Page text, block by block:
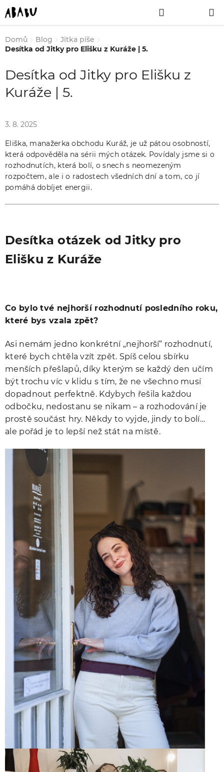
Přejít
na
obsah
NÁKUPNÍ
KOŠÍK
Domů
Blog
Jitka píše
Desítka od Jitky pro Elišku z Kuráže | 5.
Desítka od Jitky pro Elišku z
Kuráže | 5.
3. 8. 2025
Eliška, manažerka obchodu Kuráž, je už pátou osobností,
která odpověděla na sérii mých otázek. Povídaly jsme si o
rozhodnutích, která bolí, o snech s neomezeným
rozpočtem, ale i o radostech všedních dní a tom, co jí
pomáhá dobíjet energii.
Desítka otázek od Jitky pro
Elišku z Kuráže
Co bylo tvé nejhorší rozhodnutí posledního roku,
které bys vzala zpět?
Asi nemám jedno konkrétní „nejhorší“ rozhodnutí,
které bych chtěla vzít zpět. Spíš celou sbírku
menších přešlapů, díky kterým se každý den učím
být trochu víc v klidu s tím, že ne všechno musí
dopadnout perfektně. Kdybych řešila každou
odbočku, nedostanu se nikam – a rozhodování je
prostě součást hry. Někdy to vyjde, jindy to bolí…
ale pořád je to lepší než stát na místě.